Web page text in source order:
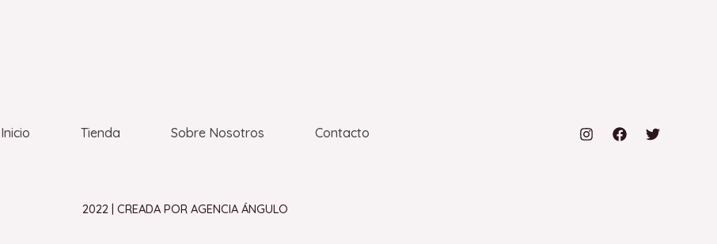
Inicio Tienda Sobre Nosotros Contacto
2022 | CREADA POR AGENCIA ÁNGULO